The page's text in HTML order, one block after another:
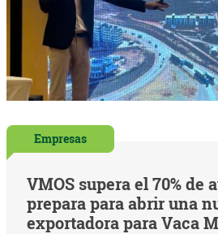
Empresas
VMOS supera el 70% de
prepara para abrir una
exportadora para Vaca